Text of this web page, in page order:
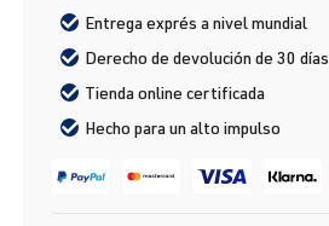
Entrega exprés a nivel mundial
Derecho de devolución de 30 días
Tienda online certificada
Hecho para un alto impulso